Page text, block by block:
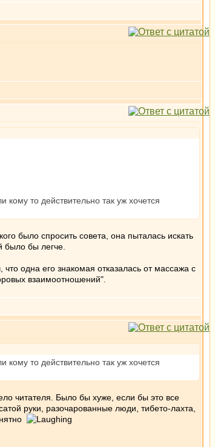
то действительно так уж хочется
было спросить совета, она пыталась искать
было бы легче.
одна его знакомая отказалась от массажа с
взаимоотношений".
то действительно так уж хочется
читателя. Было бы хуже, если бы это все
руки, разочарованные люди, тибето-лахта,